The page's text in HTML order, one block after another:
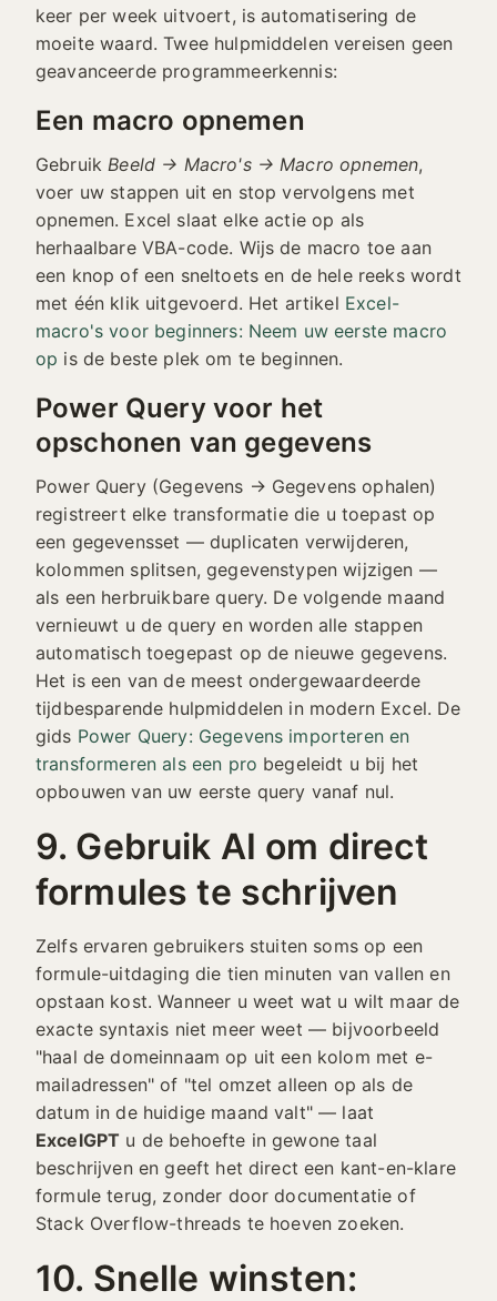
keer per week uitvoert, is automatisering de
moeite waard. Twee hulpmiddelen vereisen geen
geavanceerde programmeerkennis:
Een macro opnemen
GebruikBeeld → Macro's → Macro opnemen,
voer uw stappen uit en stop vervolgens met
opnemen. Excel slaat elke actie op als
herhaalbare VBA-code. Wijs de macro toe aan
een knop of een sneltoets en de hele reeks wordt
met één klik uitgevoerd. Het artikel Excel-
macro's voor beginners: Neem uw eerste macro
op is de beste plek om te beginnen.
Power Query voor het
opschonen van gegevens
Power Query (Gegevens → Gegevens ophalen)
registreert elke transformatie die u toepast op
een gegevensset — duplicaten verwijderen,
kolommen splitsen, gegevenstypen wijzigen —
als een herbruikbare query. De volgende maand
vernieuwt u de query en worden alle stappen
automatisch toegepast op de nieuwe gegevens.
Het is een van de meest ondergewaardeerde
tijdbesparende hulpmiddelen in modern Excel. De
gids Power Query: Gegevens importeren en
transformeren als een pro begeleidt u bij het
opbouwen van uw eerste query vanaf nul.
9. Gebruik AI om direct
formules te schrijven
Zelfs ervaren gebruikers stuiten soms op een
formule-uitdaging die tien minuten van vallen en
opstaan kost. Wanneer u weet wat u wilt maar de
exacte syntaxis niet meer weet — bijvoorbeeld
"haal de domeinnaam op uit een kolom met e-
mailadressen" of "tel omzet alleen op als de
datum in de huidige maand valt" — laat
ExcelGPT u de behoefte in gewone taal
beschrijven en geeft het direct een kant-en-klare
formule terug, zonder door documentatie of
Stack Overflow-threads te hoeven zoeken.
10. Snelle winsten: